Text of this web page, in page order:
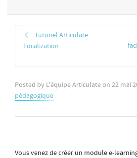
Tutoriel Articulate
Localization
Posted by L'équipe Articulateon 22 mai
pédagogique
Vous venez de créer un module e-